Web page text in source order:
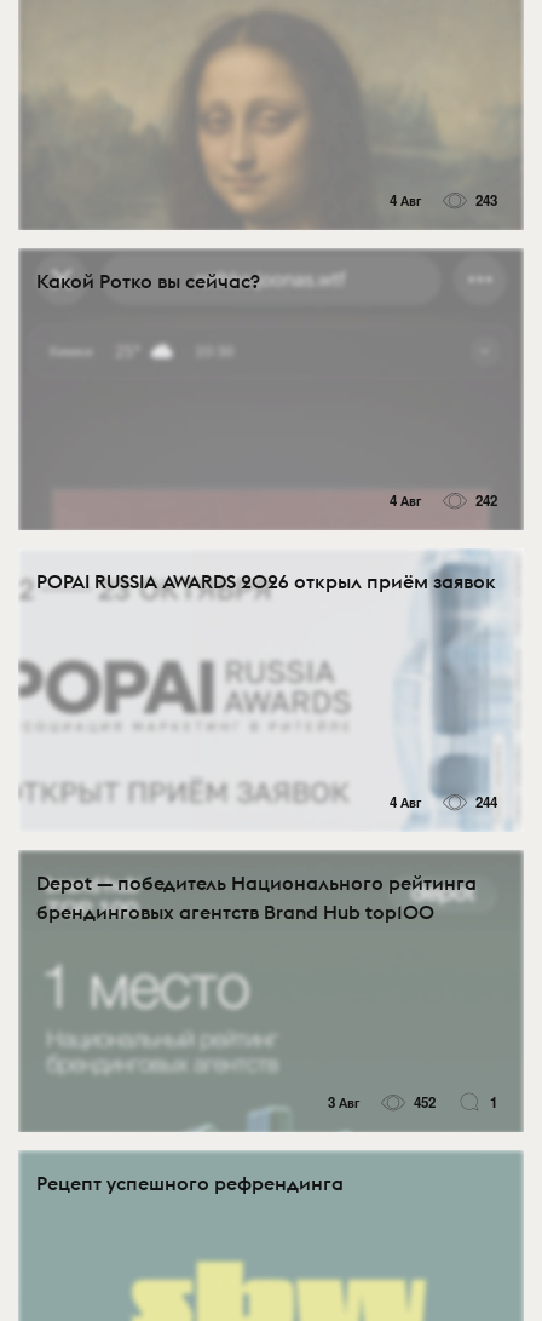
4 Авг 243
Какой Ротко вы сейчас?
4 Авг 242
POPAI RUSSIA AWARDS 2026 открыл приём заявок
4 Авг 244
Depot — победитель Национального рейтинга
брендинговых агентств Brand Hub top100
3 Авг 452 1
Рецепт успешного рефрендинга